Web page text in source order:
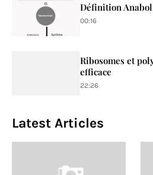
Définition
00:16
Ribosomes et
efficace
22:26
Latest Articles